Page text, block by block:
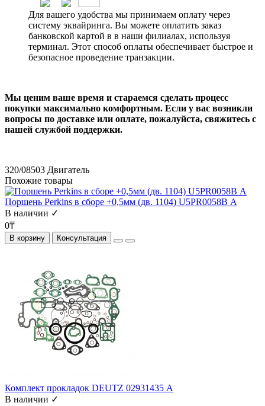
Для вашего удобства мы принимаем оплату через
систему эквайринга. Вы можете оплатить заказ
банковской картой в в наши филиалах, используя
терминал. Этот способ оплаты обеспечивает быстрое и
безопасное проведение транзакции.
Мы ценим ваше время и стараемся сделать процесс
покупки максимально комфортным. Если у вас возникли
вопросы по доставке или оплате, пожалуйста, свяжитесь с
нашей службой поддержки.
320/08503 Двигатель
Похожие товары
Поршень Perkins в сборе +0,5мм (дв. 1104) U5PR0058B А
В наличии ✓
0₸
В корзину Консультация
Комплект прокладок DEUTZ 02931435 А
В наличии ✓